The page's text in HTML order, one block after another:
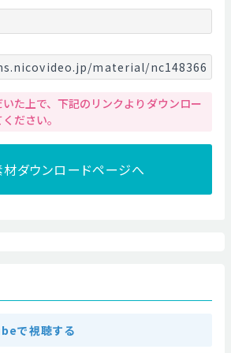
material/nc148366
た上で、下記のリンクよりダウンロー
ださい。
ダウンロードページへ
で視聴する